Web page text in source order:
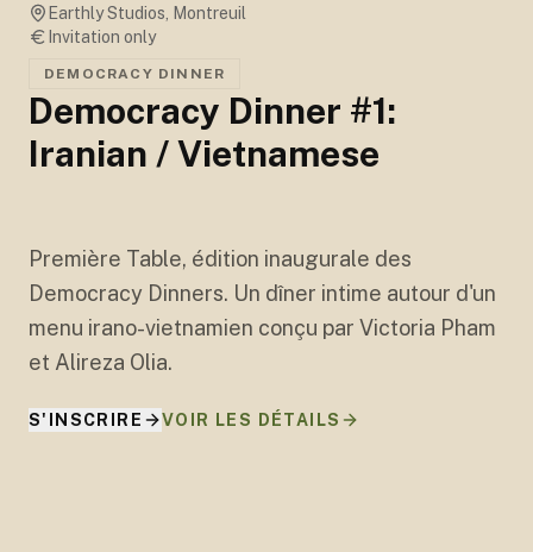
Earthly Studios, Montreuil
Invitation only
DEMOCRACY DINNER
Democracy Dinner #1:
Iranian / Vietnamese
Première Table, édition inaugurale des
Democracy Dinners. Un dîner intime autour d'un
menu irano-vietnamien conçu par Victoria Pham
et Alireza Olia.
S'INSCRIRE VOIR LES DÉTAILS